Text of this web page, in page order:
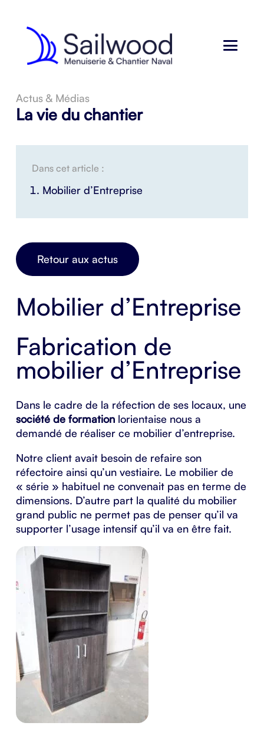
Actus & Médias
La vie du chantier
Dans cet article :
Mobilier d’Entreprise
Retour aux actus
Mobilier d’Entreprise
Fabrication de
mobilier d’Entreprise
Dans le cadre de la réfection de ses locaux, une
société de formation lorientaise nous a
demandé de réaliser ce mobilier d’entreprise.
Notre client avait besoin de refaire son
réfectoire ainsi qu’un vestiaire. Le mobilier de
« série » habituel ne convenait pas en terme de
dimensions. D’autre part la qualité du mobilier
grand public ne permet pas de penser qu’il va
supporter l’usage intensif qu’il va en être fait.